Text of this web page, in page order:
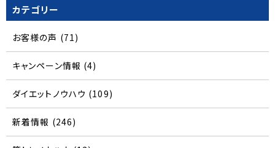
カテゴリー
お客様の声 (71)
キャンペーン情報 (4)
ダイエットノウハウ (109)
新着情報 (246)